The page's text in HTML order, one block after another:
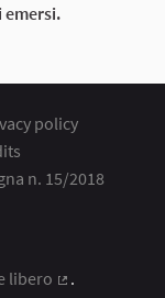
emersi.
policy
n. 15/2018
libero
.